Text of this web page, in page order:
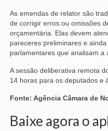
TÉCNICOS
TECNOLOGIA
As emendas de relator são
de corrigir erros ou omissões
orçamentária. Elas devem
pareceres preliminares e
parlamentares que analisam a
A sessão deliberativa remota
14 horas para os deputados e
Fonte: Agência Câmara de
Baixe agora o